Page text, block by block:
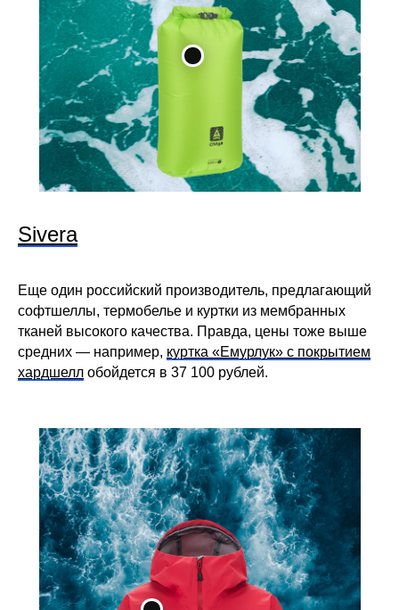
Sivera
Еще один российский производитель, предлагающий
софтшеллы, термобелье и куртки из мембранных
тканей высокого качества. Правда, цены тоже выше
средних — например, куртка «Емурлук» с покрытием
хардшелл обойдется в 37 100 рублей.